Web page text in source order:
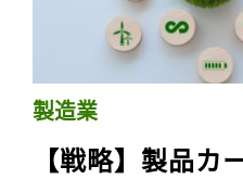
製造業
【戦略】製品カ